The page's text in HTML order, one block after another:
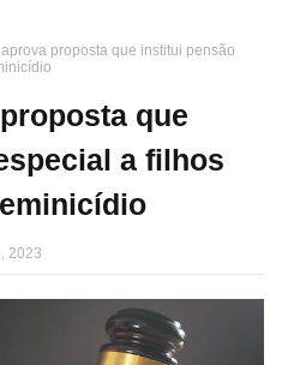
proposta que institui pensão
que
a filhos
2023